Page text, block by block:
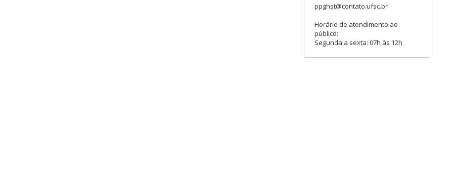
ppghst@contato.ufsc.br
Horário de atendimento ao
público:
Segunda a sexta: 07h às 12h